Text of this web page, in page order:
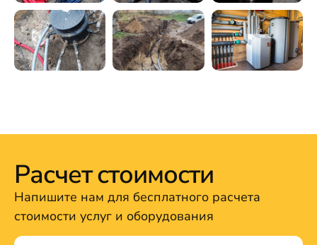
Расчет стоимости
Напишите нам для бесплатного расчета
стоимости услуг и оборудования